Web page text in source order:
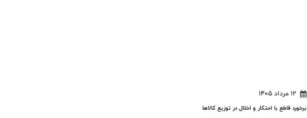
12 مرداد 1405
برخورد قاطع با احتکار و اخلال در توزیع کالاها